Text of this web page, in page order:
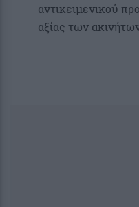
αντικειμενικού
αξίας των